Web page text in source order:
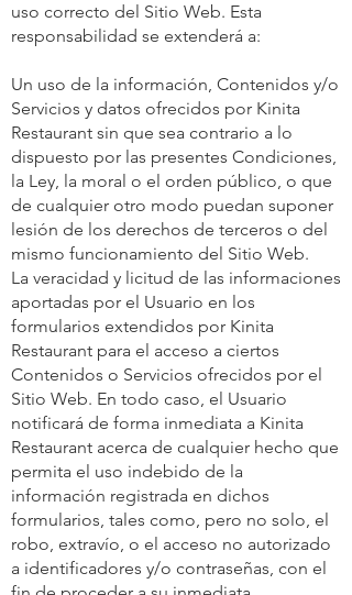
uso correcto del Sitio Web. Esta
responsabilidad se extenderá a:
Un uso de la información, Contenidos y/o
Servicios y datos ofrecidos por Kinita
Restaurant sin que sea contrario a lo
dispuesto por las presentes Condiciones,
la Ley, la moral o el orden público, o que
de cualquier otro modo puedan suponer
lesión de los derechos de terceros o del
mismo funcionamiento del Sitio Web.
La veracidad y licitud de las informaciones
aportadas por el Usuario en los
formularios extendidos por Kinita
Restaurant para el acceso a ciertos
Contenidos o Servicios ofrecidos por el
Sitio Web. En todo caso, el Usuario
notificará de forma inmediata a Kinita
Restaurant acerca de cualquier hecho que
permita el uso indebido de la
información registrada en dichos
formularios, tales como, pero no solo, el
robo, extravío, o el acceso no autorizado
a identificadores y/o contraseñas, con el